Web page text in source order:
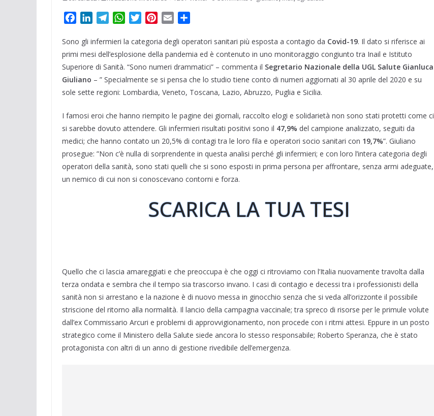
c
e
b
o
o
n
k
e
d
I
l
e
g
r
a
W
a
t
s
A
p
i
t
t
e
r
n
t
e
r
t
a
i
l
n
d
i
v
i
i
Sono gli infermieri la categoria degli operatori sanitari più esposta a contagio da Covid-19. Il dato si riferisce ai
primi mesi dell’esplosione della pandemia ed è contenuto in uno monitoraggio congiunto tra Inail e Istituto
Superiore di Sanità. “Sono numeri drammatici” – commenta il Segretario Nazionale della UGL Salute Gianluca
Giuliano – ” Specialmente se si pensa che lo studio tiene conto di numeri aggiornati al 30 aprile del 2020 e su
sole sette regioni: Lombardia, Veneto, Toscana, Lazio, Abruzzo, Puglia e Sicilia.
I famosi eroi che hanno riempito le pagine dei giornali, raccolto elogi e solidarietà non sono stati protetti come ci
si sarebbe dovuto attendere. Gli infermieri risultati positivi sono il 47,9% del campione analizzato, seguiti da
medici; che hanno contato un 20,5% di contagi tra le loro fila e operatori socio sanitari con 19,7%”. Giuliano
prosegue: ”Non c’è nulla di sorprendente in questa analisi perché gli infermieri; e con loro l’intera categoria degli
operatori della sanità, sono stati quelli che si sono esposti in prima persona per affrontare, senza armi adeguate,
un nemico di cui non si conoscevano contorni e forza.
SCARICA LA TUA TESI
Quello che ci lascia amareggiati e che preoccupa è che oggi ci ritroviamo con l’Italia nuovamente travolta dalla
terza ondata e sembra che il tempo sia trascorso invano. I casi di contagio e decessi tra i professionisti della
sanità non si arrestano e la nazione è di nuovo messa in ginocchio senza che si veda all’orizzonte il possibile
striscione del ritorno alla normalità. Il lancio della campagna vaccinale; tra spreco di risorse per le primule volute
dall’ex Commissario Arcuri e problemi di approvvigionamento, non procede con i ritmi attesi. Eppure in un posto
strategico come il Ministero della Salute siede ancora lo stesso responsabile; Roberto Speranza, che è stato
protagonista con altri di un anno di gestione rivedibile dell’emergenza.